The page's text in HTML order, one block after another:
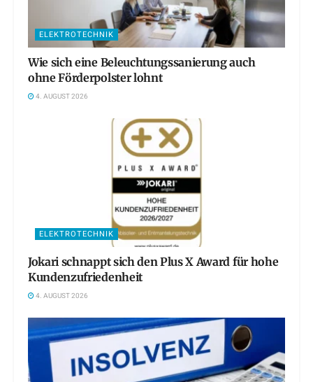
ELEKTROTECHNIK
Wie sich eine Beleuchtungssanierung auch
ohne Förderpolster lohnt
4. AUGUST 2026
ELEKTROTECHNIK
Jokari schnappt sich den Plus X Award für hohe
Kundenzufriedenheit
4. AUGUST 2026